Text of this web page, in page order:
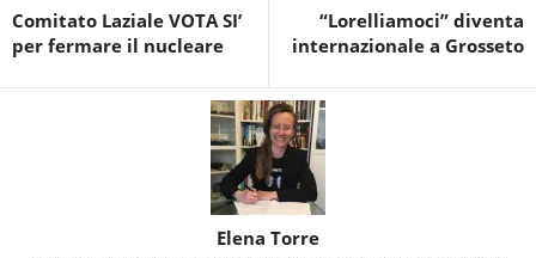
Comitato Laziale VOTA SI’
per fermare il nucleare
“Lorelliamoci” diventa
internazionale a Grosseto
Elena Torre